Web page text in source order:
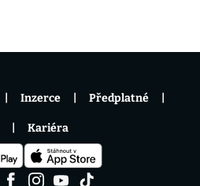
Inzerce Předplatné
Kariéra